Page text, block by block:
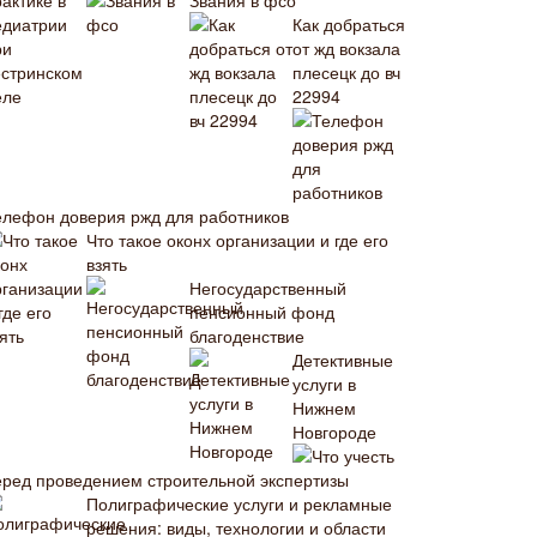
Как добраться
от жд вокзала
плесецк до вч
22994
доверия ржд для работников
Что такое оконх организации и где его
взять
Негосударственный
пенсионный фонд
благоденствие
Детективные
услуги в
Нижнем
Новгороде
Что учесть
проведением строительной экспертизы
Полиграфические услуги и рекламные
решения: виды, технологии и области